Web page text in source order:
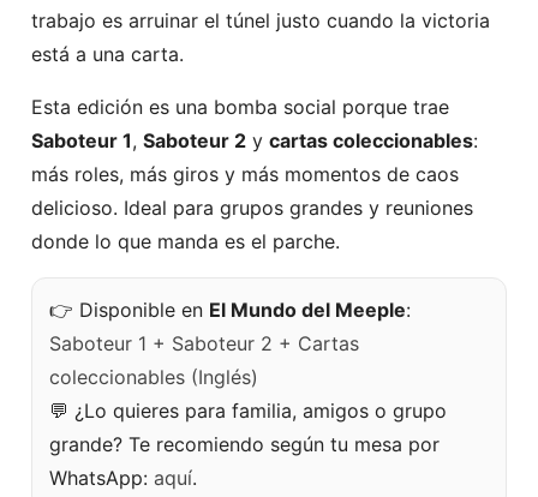
trabajo es arruinar el túnel justo cuando la victoria
está a una carta.
Esta edición es una bomba social porque trae
Saboteur 1, Saboteur 2 y cartas coleccionables:
más roles, más giros y más momentos de caos
delicioso. Ideal para grupos grandes y reuniones
donde lo que manda es el parche.
👉 Disponible en El Mundo del Meeple:
Saboteur 1 + Saboteur 2 + Cartas
coleccionables (Inglés)
💬 ¿Lo quieres para familia, amigos o grupo
grande? Te recomiendo según tu mesa por
WhatsApp: aquí.